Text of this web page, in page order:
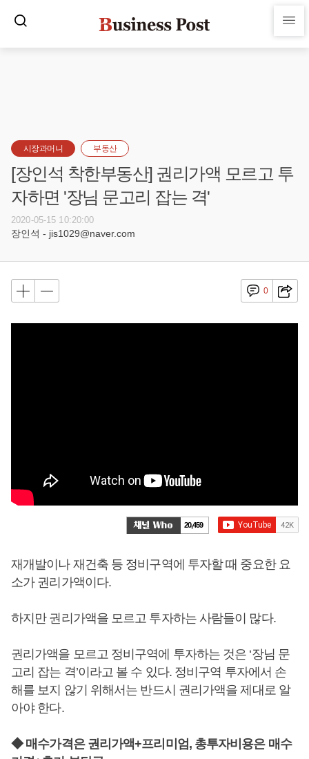
시장과머니 부동산
[장인석 착한부동산] 권리가액 모르고 투
자하면 '장님 문고리 잡는 격'
2020-05-15 10:20:00
장인석 - jis1029@naver.com
0
20,459
재개발이나 재건축 등 정비구역에 투자할 때 중요한 요
소가 권리가액이다.
하지만 권리가액을 모르고 투자하는 사람들이 많다.
권리가액을 모르고 정비구역에 투자하는 것은 ‘장님 문
고리 잡는 격’이라고 볼 수 있다. 정비구역 투자에서 손
해를 보지 않기 위해서는 반드시 권리가액을 제대로 알
아야 한다.
◆ 매수가격은 권리가액+프리미엄, 총투자비용은 매수